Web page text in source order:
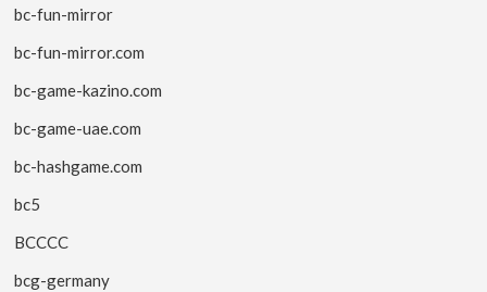
bc-fun-mirror
bc-fun-mirror.com
bc-game-kazino.com
bc-game-uae.com
bc-hashgame.com
bc5
BCCCC
bcg-germany